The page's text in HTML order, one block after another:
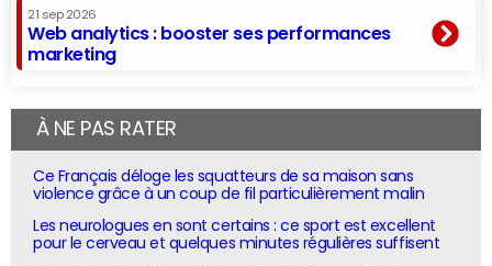
21 sep 2026
Web analytics : booster ses performances
marketing
À NE PAS RATER
Ce Français déloge les squatteurs de sa maison sans
violence grâce à un coup de fil particulièrement malin
Les neurologues en sont certains : ce sport est excellent
pour le cerveau et quelques minutes régulières suffisent